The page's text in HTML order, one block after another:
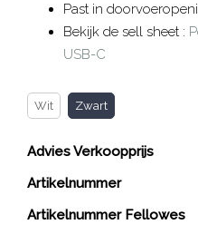
Past in
Bekijk de sell sheet :
USB-C
Wit Zwart
Advies Verkoopprijs
Artikelnummer
Artikelnummer Fellowes